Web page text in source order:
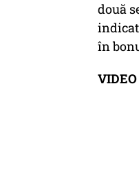
două
în
VIDEO